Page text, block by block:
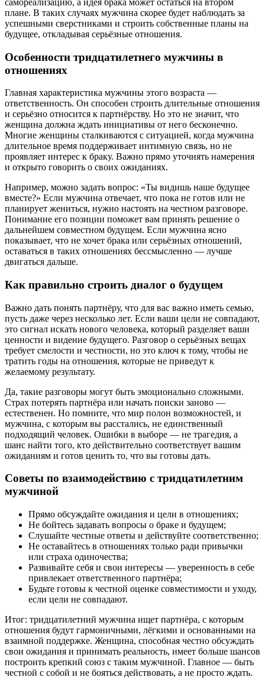
плане. В таких случаях мужчина скорее будет наблюдать за
успешными сверстниками и строить собственные планы на
будущее, откладывая серьёзные отношения.
Особенности тридцатилетнего мужчины в
отношениях
Главная характеристика мужчины этого возраста —
ответственность. Он способен строить длительные отношения
и серьёзно относится к партнёрству. Но это не значит, что
женщина должна ждать инициативы от него бесконечно.
Многие женщины сталкиваются с ситуацией, когда мужчина
длительное время поддерживает интимную связь, но не
проявляет интерес к браку. Важно прямо уточнять намерения
и открыто говорить о своих ожиданиях.
Например, можно задать вопрос: «Ты видишь наше будущее
вместе?» Если мужчина отвечает, что пока не готов или не
планирует жениться, нужно настоять на честном разговоре.
Понимание его позиции поможет вам принять решение о
дальнейшем совместном будущем. Если мужчина ясно
показывает, что не хочет брака или серьёзных отношений,
оставаться в таких отношениях бессмысленно — лучше
двигаться дальше.
Как правильно строить диалог о будущем
Важно дать понять партнёру, что для вас важно иметь семью,
пусть даже через несколько лет. Если ваши цели не совпадают,
это сигнал искать нового человека, который разделяет ваши
ценности и видение будущего. Разговор о серьёзных вещах
требует смелости и честности, но это ключ к тому, чтобы не
тратить годы на отношения, которые не приведут к
желаемому результату.
Да, такие разговоры могут быть эмоционально сложными.
Страх потерять партнёра или начать поиски заново —
естественен. Но помните, что мир полон возможностей, и
мужчина, с которым вы расстались, не единственный
подходящий человек. Ошибки в выборе — не трагедия, а
шанс найти того, кто действительно соответствует вашим
ожиданиям и готов ценить то, что вы готовы дать.
Советы по взаимодействию с тридцатилетним
мужчиной
Прямо обсуждайте ожидания и цели в отношениях;
Не бойтесь задавать вопросы о браке и будущем;
Слушайте честные ответы и действуйте соответственно;
Не оставайтесь в отношениях только ради привычки
или страха одиночества;
Развивайте себя и свои интересы — уверенность в себе
привлекает ответственного партнёра;
Будьте готовы к честной оценке совместимости и уходу,
если цели не совпадают.
Итог: тридцатилетний мужчина ищет партнёра, с которым
отношения будут гармоничными, лёгкими и основанными на
взаимной поддержке. Женщина, способная честно обсуждать
свои ожидания и принимать реальность, имеет больше шансов
построить крепкий союз с таким мужчиной. Главное — быть
честной с собой и не бояться действовать, а не просто ждать.